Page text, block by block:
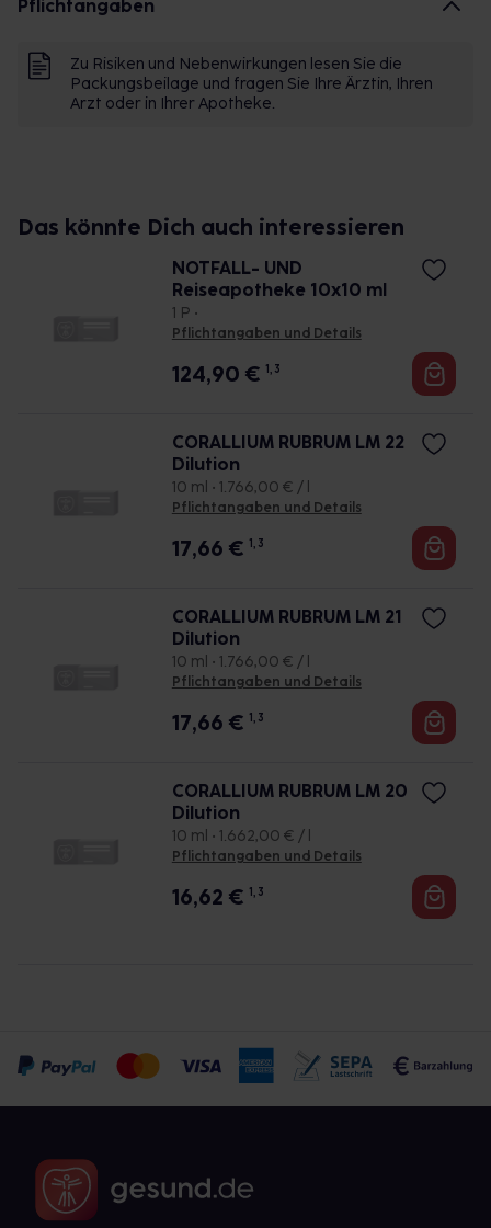
Pflichtangaben
Zu Risiken und Nebenwirkungen lesen Sie die
Packungsbeilage und fragen Sie Ihre Ärztin, Ihren
Arzt oder in Ihrer Apotheke.
Das könnte Dich auch interessieren
NOTFALL- UND
Reiseapotheke 10x10 ml
1 P •
Pflichtangaben und Details
124,90 € 1, 3
CORALLIUM RUBRUM LM 22
Dilution
10 ml • 1.766,00 € / l
Pflichtangaben und Details
17,66 € 1, 3
CORALLIUM RUBRUM LM 21
Dilution
10 ml • 1.766,00 € / l
Pflichtangaben und Details
17,66 € 1, 3
CORALLIUM RUBRUM LM 20
Dilution
10 ml • 1.662,00 € / l
Pflichtangaben und Details
16,62 € 1, 3